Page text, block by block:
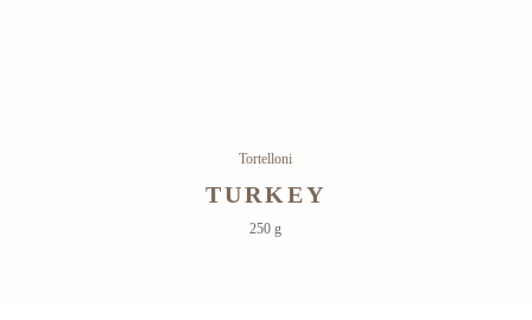
Tortelloni
TURKEY
250 g